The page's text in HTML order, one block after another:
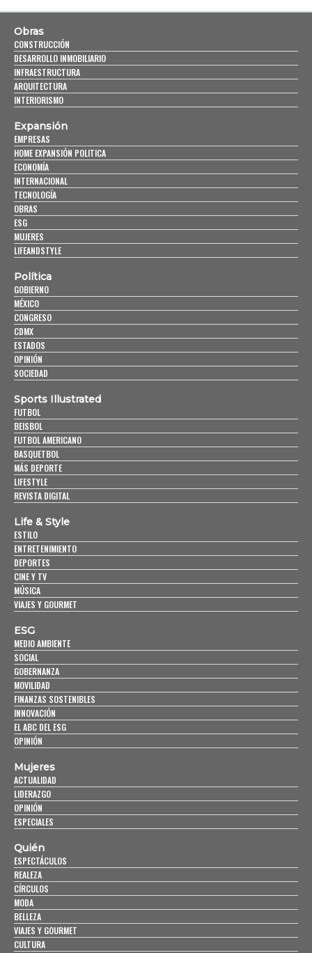
Obras
CONSTRUCCIÓN
DESARROLLO INMOBILIARIO
INFRAESTRUCTURA
ARQUITECTURA
INTERIORISMO
Expansión
EMPRESAS
HOME EXPANSIÓN POLITICA
ECONOMÍA
INTERNACIONAL
TECNOLOGÍA
OBRAS
ESG
MUJERES
LIFEANDSTYLE
Política
GOBIERNO
MÉXICO
CONGRESO
CDMX
ESTADOS
OPINIÓN
SOCIEDAD
Sports Illustrated
FUTBOL
BEISBOL
FUTBOL AMERICANO
BASQUETBOL
MÁS DEPORTE
LIFESTYLE
REVISTA DIGITAL
Life & Style
ESTILO
ENTRETENIMIENTO
DEPORTES
CINE Y TV
MÚSICA
VIAJES Y GOURMET
ESG
MEDIO AMBIENTE
SOCIAL
GOBERNANZA
MOVILIDAD
FINANZAS SOSTENIBLES
INNOVACIÓN
EL ABC DEL ESG
OPINIÓN
Mujeres
ACTUALIDAD
LIDERAZGO
OPINIÓN
ESPECIALES
Quién
ESPECTÁCULOS
REALEZA
CÍRCULOS
MODA
BELLEZA
VIAJES Y GOURMET
CULTURA